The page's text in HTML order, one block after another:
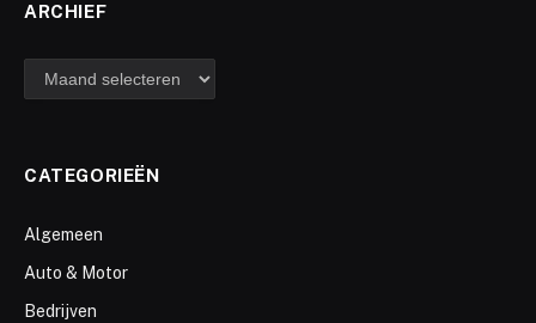
ARCHIEF
archief
CATEGORIEËN
Algemeen
Auto & Motor
Bedrijven